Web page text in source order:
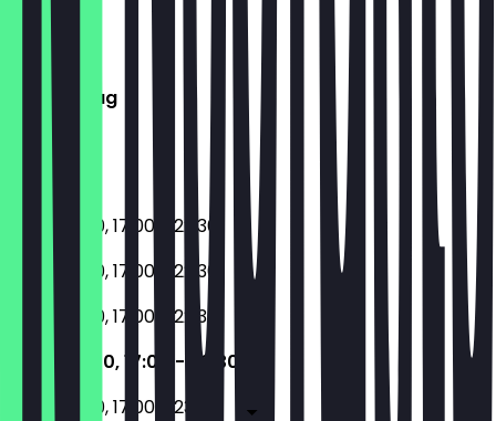
Montag
Dienstag
Mittwoch
Donnerstag
Freitag
Samstag
Sonntag
11:30 - 15:00, 17:00 - 22:30
11:30 - 15:00, 17:00 - 22:30
11:30 - 15:00, 17:00 - 22:30
11:30 - 15:00, 17:00 - 22:30
11:30 - 15:00, 17:00 - 23:00